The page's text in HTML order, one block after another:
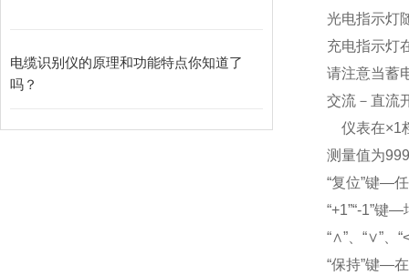
电缆识别仪的原理和功能特点你知道了
吗？
光电指示灯
充电指示灯
请注意当蓄
交流－直流
仪表在×1
测量值为
“复位”键―
“+1”“-1”键
“∧”、“∨”、
“保持”键—